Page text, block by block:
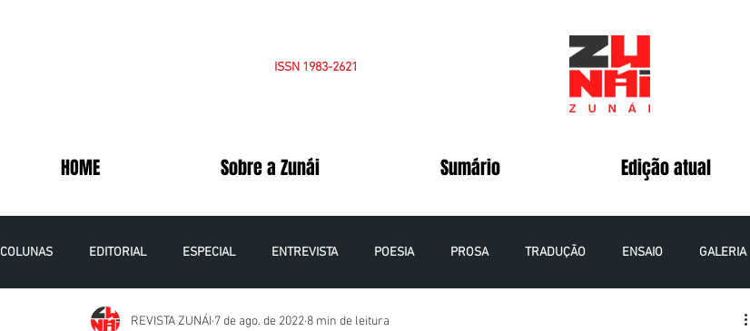
ISSN 1983-2621
HOME Sobre a Zunái Sumário Edição atual
COLUNAS EDITORIAL ESPECIAL ENTREVISTA POESIA PROSA TRADUÇÃO ENSAIO GALERIA
CADERNOS DA PALESTINA VOLUME 5 NÚMERO 1 - 2020
REVISTA ZUNÁI 7 de ago. de 2022 8 min de leitura